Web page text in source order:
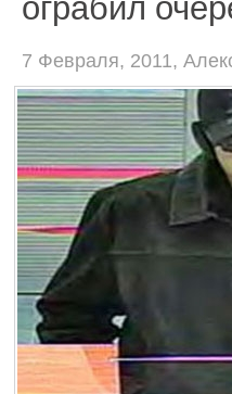
7 Февраля, 2011,